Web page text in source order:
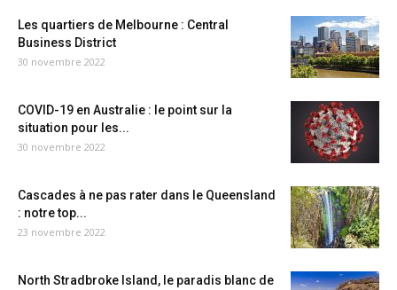
Les quartiers de Melbourne : Central
Business District
30 novembre 2022
COVID-19 en Australie : le point sur la
situation pour les...
30 novembre 2022
Cascades à ne pas rater dans le Queensland
: notre top...
23 novembre 2022
North Stradbroke Island, le paradis blanc de